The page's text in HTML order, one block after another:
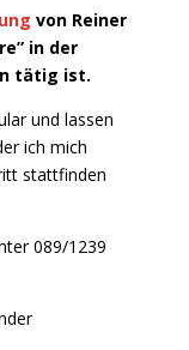
von Reiner
in der
tätig ist.
und lassen
ich mich
stattfinden
089/1239